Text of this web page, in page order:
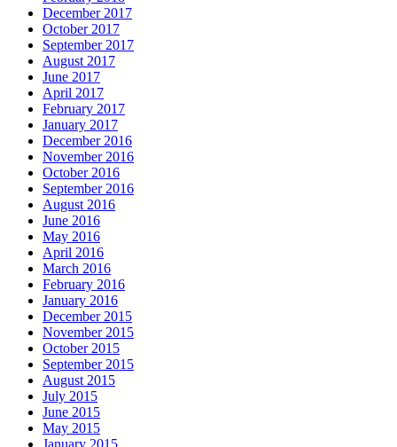
December 2017
October 2017
September 2017
August 2017
June 2017
April 2017
February 2017
January 2017
December 2016
November 2016
October 2016
September 2016
August 2016
June 2016
May 2016
April 2016
March 2016
February 2016
January 2016
December 2015
November 2015
October 2015
September 2015
August 2015
July 2015
June 2015
May 2015